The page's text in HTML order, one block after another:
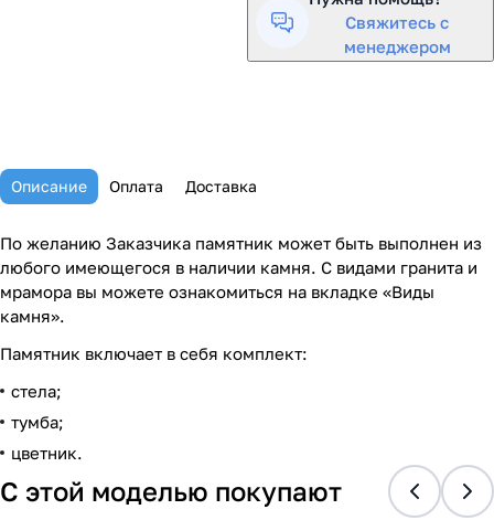
Свяжитесь с
менеджером
Описание Оплата Доставка
По желанию Заказчика памятник может быть выполнен из
любого имеющегося в наличии камня. С видами гранита и
мрамора вы можете ознакомиться на вкладке «Виды
камня».
Памятник включает в себя комплект:
стела;
тумба;
цветник.
С этой моделью покупают